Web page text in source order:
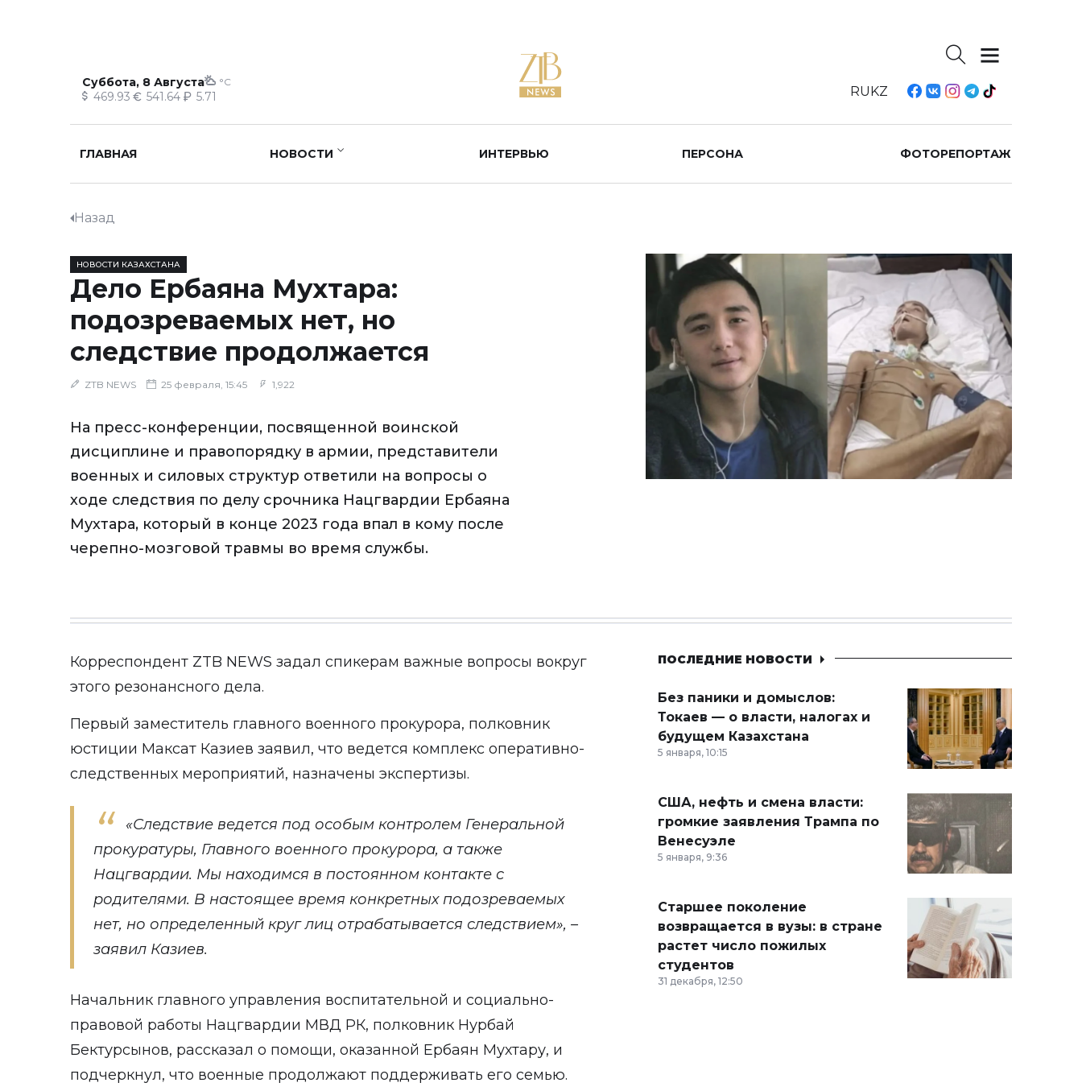
Суббота, 8 Августа °C
469.93 541.64 5.71 RUKZ
ГЛАВНАЯ НОВОСТИ ИНТЕРВЬЮ ПЕРСОНА ФОТОРЕПОРТАЖ
Назад
НОВОСТИ КАЗАХСТАНА
Дело Ербаяна Мухтара:
подозреваемых нет, но
следствие продолжается
ZTB NEWS 25 февраля, 15:45 1,922
На пресс-конференции, посвященной воинской
дисциплине и правопорядку в армии, представители
военных и силовых структур ответили на вопросы о
ходе следствия по делу срочника Нацгвардии Ербаяна
Мухтара, который в конце 2023 года впал в кому после
черепно-мозговой травмы во время службы.
Корреспондент ZTB NEWS задал спикерам важные вопросы вокруг
этого резонансного дела.
Первый заместитель главного военного прокурора, полковник
юстиции Максат Казиев заявил, что ведется комплекс оперативно-
следственных мероприятий, назначены экспертизы.
«Следствие ведется под особым контролем Генеральной
прокуратуры, Главного военного прокурора, а также
Нацгвардии. Мы находимся в постоянном контакте с
родителями. В настоящее время конкретных подозреваемых
нет, но определенный круг лиц отрабатывается следствием», –
заявил Казиев.
Начальник главного управления воспитательной и социально-
правовой работы Нацгвардии МВД РК, полковник Нурбай
Бектурсынов, рассказал о помощи, оказанной Ербаян Мухтару, и
подчеркнул, что военные продолжают поддерживать его семью.
ПОСЛЕДНИЕ НОВОСТИ
Без паники и домыслов:
Токаев — о власти, налогах и
будущем Казахстана
5 января, 10:15
США, нефть и смена власти:
громкие заявления Трампа по
Венесуэле
5 января, 9:36
Старшее поколение
возвращается в вузы: в стране
растет число пожилых
студентов
31 декабря, 12:50